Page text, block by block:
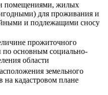
помещениями, жилых
для проживания и
и подлежащими сносу
прожиточного
основным социально-
области
земельного
на кадастровом плане